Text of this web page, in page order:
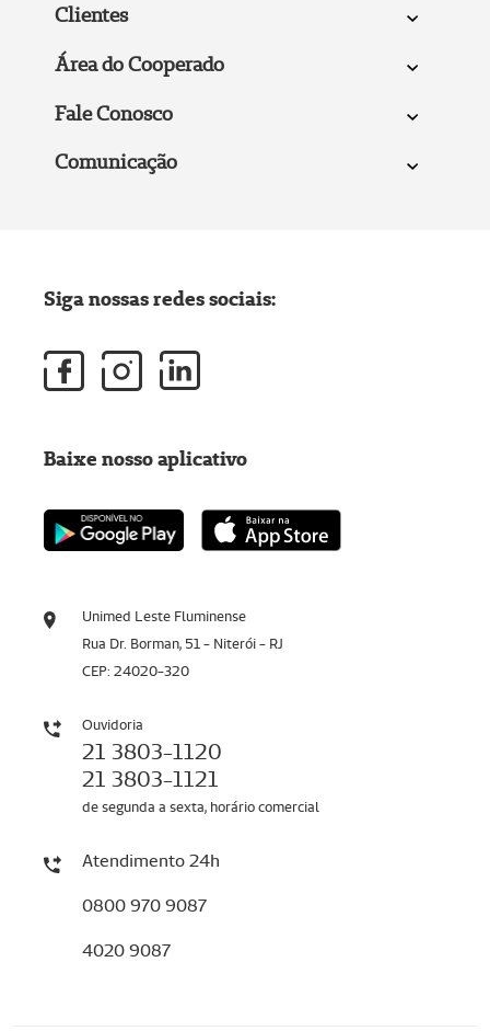
Clientes
Área do Cooperado
Fale Conosco
Comunicação
Unimed Leste Fluminense
Rua Dr. Borman, 51 - Niterói - RJ
CEP: 24020-320
Ouvidoria
21 3803-1120
21 3803-1121
de segunda a sexta, horário comercial
Atendimento 24h
0800 970 9087
4020 9087
Siga nossas redes sociais:
Baixe nosso aplicativo